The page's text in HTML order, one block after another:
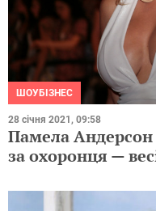
ШОУБІЗНЕС
28 січня 2021, 09:58
Памела
за охоронця —